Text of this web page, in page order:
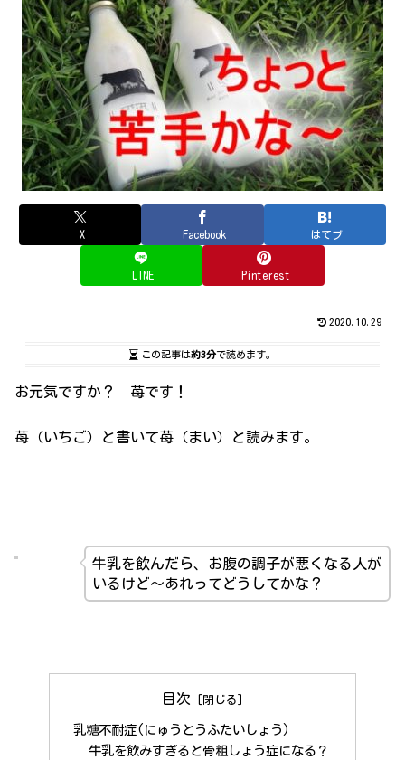
X Facebook はてブ
LINE Pinterest
2020.10.29
この記事は約3分で読めます。
お元気ですか？ 苺です！
苺（いちご）と書いて苺（まい）と読みます。
牛乳を飲んだら、お腹の調子が悪くなる人が
いるけど～あれってどうしてかな？
目次
乳糖不耐症(にゅうとうふたいしょう)
牛乳を飲みすぎると骨粗しょう症になる？